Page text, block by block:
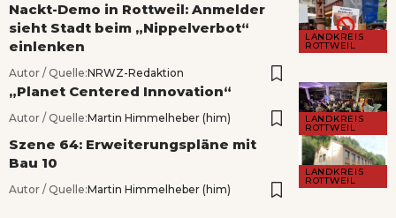
LANDKREIS
ROTTWEIL
Nackt-Demo in Rottweil: Anmelder
sieht Stadt beim „Nippelverbot“
einlenken
Autor / Quelle:NRWZ-Redaktion
LANDKREIS
ROTTWEIL
„Planet Centered Innovation“
Autor / Quelle:Martin Himmelheber (him)
LANDKREIS
ROTTWEIL
Szene 64: Erweiterungspläne mit
Bau 10
Autor / Quelle:Martin Himmelheber (him)